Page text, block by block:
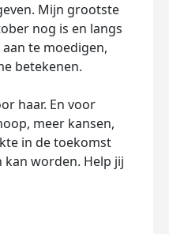
Mijn grootste
nog is en langs
te moedigen,
betekenen.
haar. En voor
meer kansen,
in de toekomst
worden. Help jij